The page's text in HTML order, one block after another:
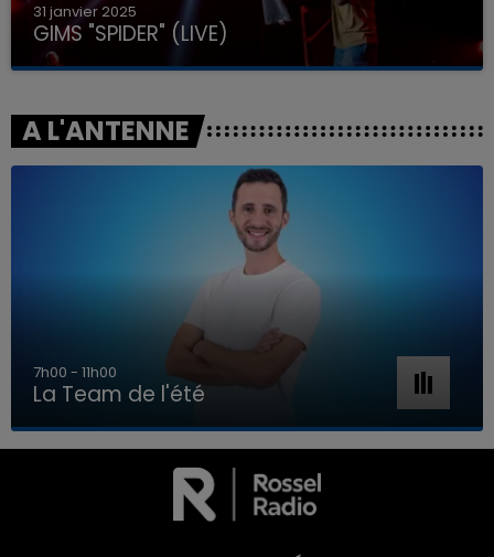
LA TEAM DE L'ÉTÉ
31 janvier 2025
GIMS "SPIDER" (LIVE)
A L'ANTENNE
7h00 - 11h00
La Team de l'été